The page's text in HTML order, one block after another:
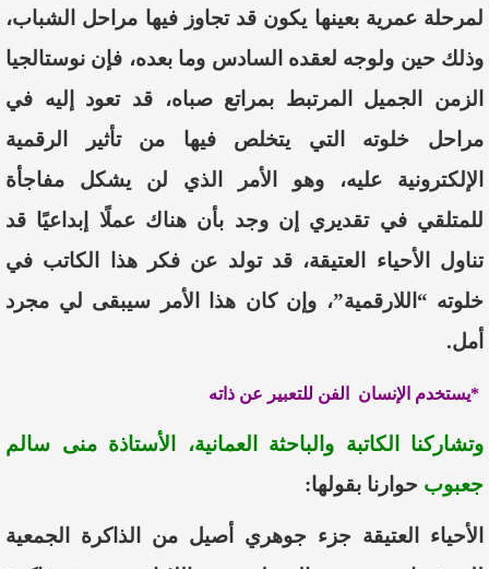
لمرحلة عمريةبعينها يكون قد تجاوز فيها مراحل الشباب،
وذلك حين ولوجه لعقده السادس وما بعده، فإن نوستالجيا
الزمن الجميل المرتبط بمراتع صباه، قد تعود إليه في
مراحل خلوته التي يتخلص فيها من تأثير الرقمية
الإلكترونية عليه، وهو الأمر الذي لن يشكل مفاجأة
للمتلقيفي تقديري
إن وجد بأن هناك عملًا إبداعيًا قد
تناول الأحياء العتيقة، قد تولد عن فكر هذا الكاتب في
خلوته “اللارقمية”، وإن كان هذا الأمر سيبقى لي مجرد
أمل.
*يستخدم الإنسان الفن للتعبير عن ذاته
وتشاركنا الكاتبة والباحثة العمانية، الأستاذةمنى سالم
جعبوب حوارنا بقولها:
لأحياء العتيقة جزء جوهري صيل من الذاكر ة
الجمعية